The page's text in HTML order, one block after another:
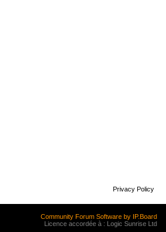
Privacy Policy
Community Forum Software by IP.Board
Licence accordée à : Logic Sunrise Ltd